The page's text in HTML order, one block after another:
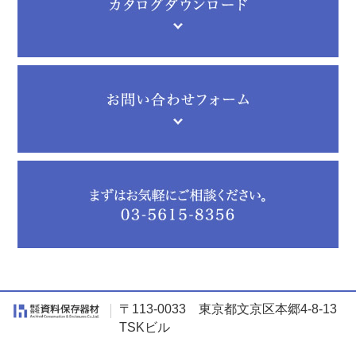
〒113-0033 東京都文京区本郷4-8-13
TSKビル